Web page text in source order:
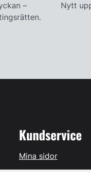
–
Nytt
Kundservice
Mina sidor